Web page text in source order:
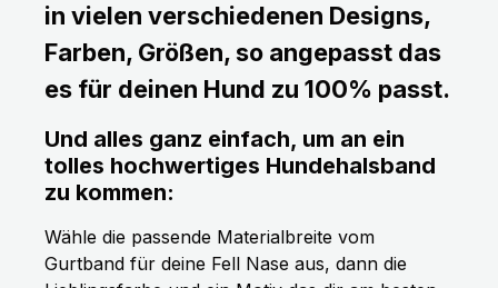
in vielen verschiedenen Designs,
Farben, Größen, so angepasst das
es für deinen Hund zu 100% passt.
Und alles ganz einfach, um an ein
tolles hochwertiges Hundehalsband
zu kommen:
Wähle die passende Materialbreite vom
Gurtband für deine Fell Nase aus, dann die